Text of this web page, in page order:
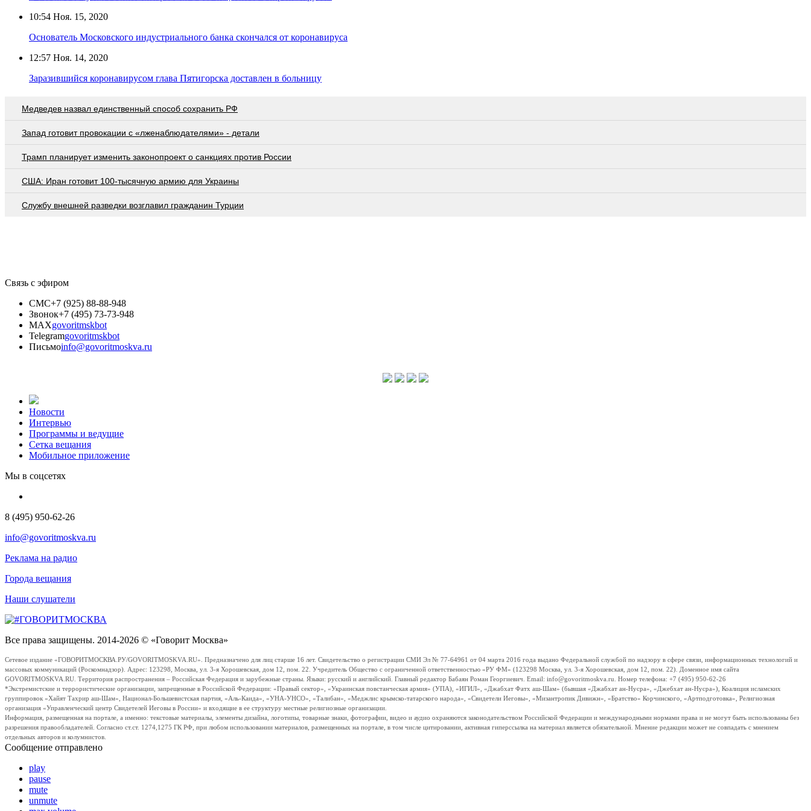
10:54 Ноя. 15, 2020
Основатель Московского индустриального банка скончался от коронавируса
12:57 Ноя. 14, 2020
Заразившийся коронавирусом глава Пятигорска доставлен в больницу
Медведев назвал единственный способ сохранить РФ
Запад готовит провокации с «лженаблюдателями» - детали
Трамп планирует изменить законопроект о санкциях против России
США: Иран готовит 100-тысячную армию для Украины
Службу внешней разведки возглавил гражданин Турции
Связь с эфиром
СМС+7 (925) 88-88-948
Звонок+7 (495) 73-73-948
MAXgovoritmskbot
Telegramgovoritmskbot
Письмоinfo@govoritmoskva.ru
Новости
Интервью
Программы и ведущие
Сетка вещания
Мобильное приложение
Мы в соцсетях
8 (495) 950-62-26
info@govoritmoskva.ru
Реклама на радио
Города вещания
Наши слушатели
Все права защищены. 2014-2026 © «Говорит Москва»
Сетевое издание «ГОВОРИТМОСКВА.РУ/GOVORITMOSKVA.RU». Предназначено для лиц старше 16 лет. Свидетельство о регистрации СМИ Эл № 77-64961 от 04 марта 2016 года выдано Федеральной службой по надзору в сфере связи, информационных технологий и
массовых коммуникаций (Роскомнадзор). Адрес: 123298, Москва, ул. 3-я Хорошевская, дом 12, пом. 22. Учредитель Общество с ограниченной ответственностью «РУ ФМ» (123298 Москва, ул. 3-я Хорошевская, дом 12, пом. 22). Доменное имя сайта
GOVORITMOSKVA.RU. Территория распространения – Российская Федерация и зарубежные страны. Языки: русский и английский. Главный редактор Бабаян Роман Георгиевич. Email: info@govoritmoskva.ru. Номер телефона: +7 (495) 950-62-26
*Экстремистские и террористические организации, запрещенные в Российской Федерации: «Правый сектор», «Украинская повстанческая армия» (УПА), «ИГИЛ», «Джабхат Фатх аш-Шам» (бывшая «Джабхат ан-Нусра», «Джебхат ан-Нусра»), Коалиция исламских
группировок «Хайят Тахрир аш-Шам», Национал-Большевистская партия, «Аль-Каида», «УНА-УНСО», «Талибан», «Меджлис крымско-татарского народа», «Свидетели Иеговы», «Мизантропик Дивижн», «Братство» Корчинского, «Артподготовка», Религиозная
организация «Управленческий центр Свидетелей Иеговы в России» и входящие в ее структуру местные религиозные организации.
Информация, размещенная на портале, а именно: текстовые материалы, элементы дизайна, логотипы, товарные знаки, фотографии, видео и аудио охраняются законодательством Российской Федерации и международными нормами права и не могут быть использованы без
разрешения правообладателей. Согласно ст.ст. 1274,1275 ГК РФ, при любом использовании материалов, размещенных на портале, в том числе цитировании, активная гиперссылка на материал является обязательной. Мнение редакции может не совпадать с мнением
отдельных авторов и колумнистов.
Сообщение отправлено
play
pause
mute
unmute